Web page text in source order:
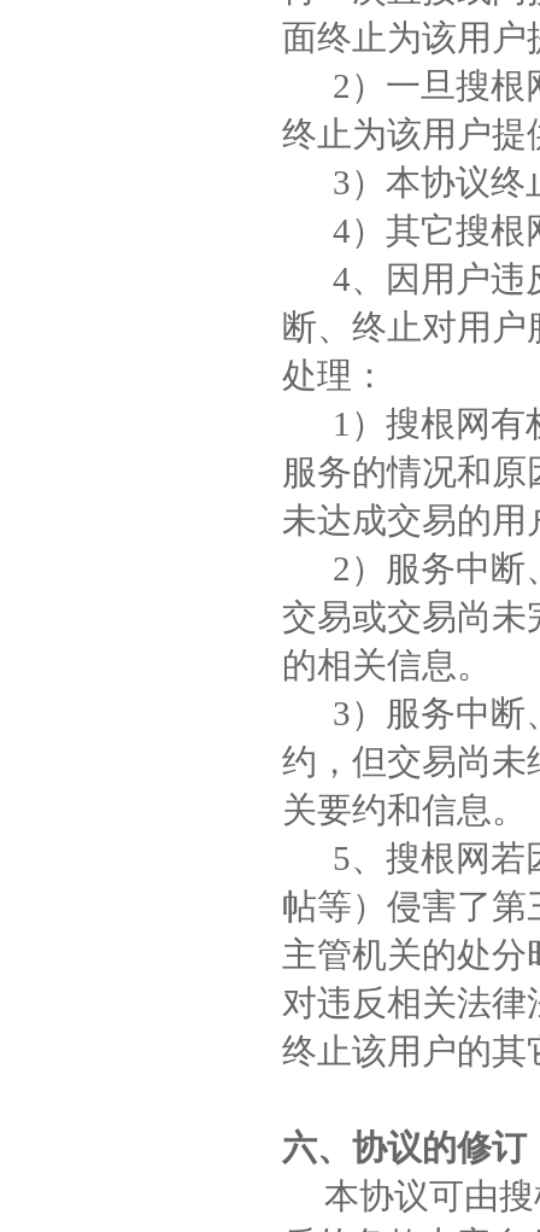
面终止为该用户
2）一旦搜根
终止为该用户提
3）本协议终
4）其它搜根
4、因用户违
断、终止对用
处理：
1）搜根网有
服务的情况和
未达成交易的用
2）服务中断
交易或交易尚
的相关信息。
3）服务中断
约，但交易尚未
关要约和信息。
5、搜根网若
帖等）侵害了
主管机关的处
对违反相关法
终止该用户的其
六、协议的修订
本协议可由搜